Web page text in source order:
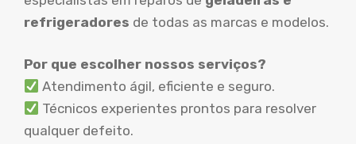
refrigeradores de todas as marcas e modelos.
Por que escolher nossos serviços?
Atendimento ágil, eficiente e seguro.
Técnicos experientes prontos para resolver
qualquer defeito.